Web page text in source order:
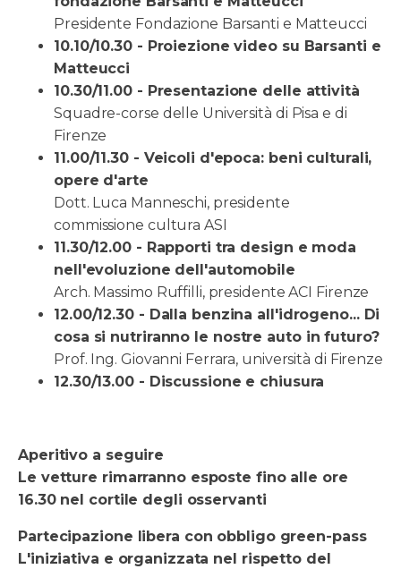
Presidente Fondazione Barsanti e Matteucci
10.10/10.30 - Proiezione video su Barsanti e
Matteucci
10.30/11.00 - Presentazione delle attività
Squadre-corse delle Università di Pisa e di
Firenze
11.00/11.30 - Veicoli d'epoca: beni culturali,
opere d'arte
Dott. Luca Manneschi, presidente
commissione cultura ASI
11.30/12.00 - Rapporti tra design e moda
nell'evoluzione dell'automobile
Arch. Massimo Ruffilli, presidente ACI Firenze
12.00/12.30 - Dalla benzina all'idrogeno... Di
cosa si nutriranno le nostre auto in futuro?
Prof. Ing. Giovanni Ferrara, università di Firenze
12.30/13.00 - Discussione e chiusura
Aperitivo a seguire
Le vetture rimarranno esposte fino alle ore
16.30 nel cortile degli osservanti
Partecipazione libera con obbligo green-pass
L'iniziativa e organizzata nel rispetto del